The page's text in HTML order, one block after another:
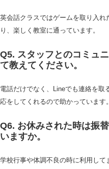
英会話クラスではゲームを取り入
り、楽しく教室に通っています。
Q5. スタッフとのコミュ
て教えてください。
電話だけでなく、Lineでも連絡を取
応をしてくれるので助かっています。
Q6. お休みされた時は振
いますか。
学校行事や体調不良の時に利用し